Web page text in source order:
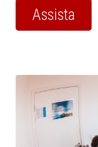
Assista